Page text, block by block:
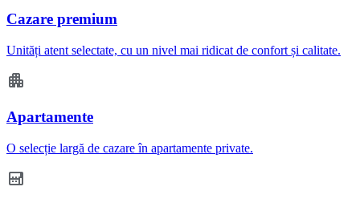
Cazare premium
Unități atent selectate, cu un nivel mai ridicat de confort și calitate.
Apartamente
O selecție largă de cazare în apartamente private.